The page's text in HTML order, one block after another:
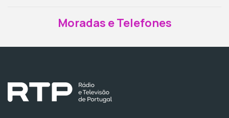
Moradas e Telefones